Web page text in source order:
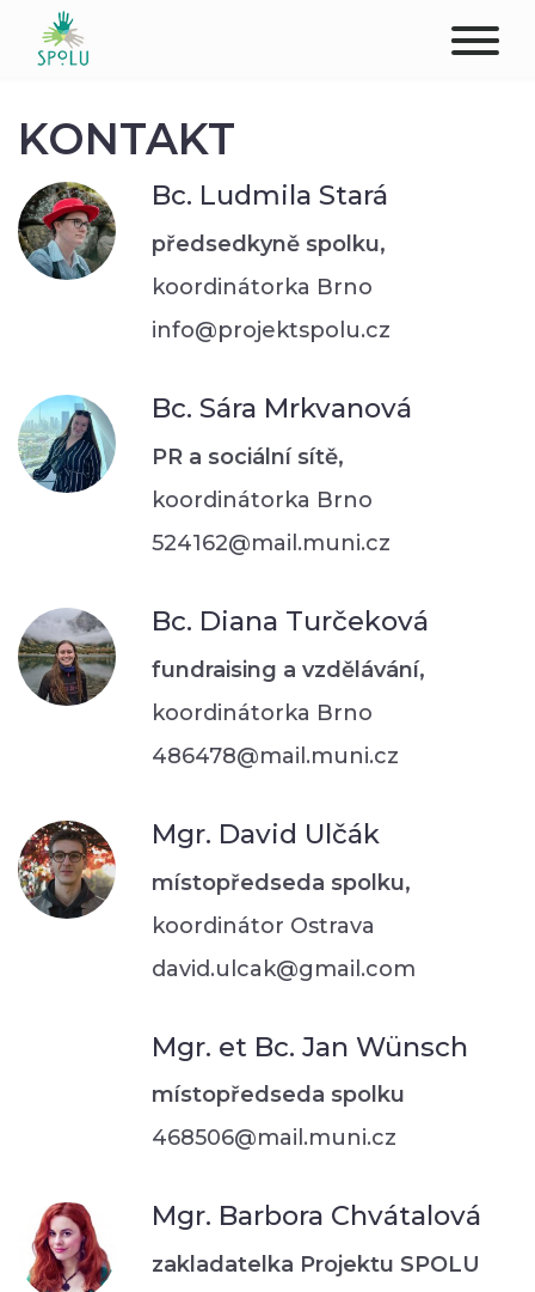
PODPOŘTE NÁS
PŮSOBIŠTĚ
PROFESIONÁLOVÉ
STUDENTI
KONTAKT
Bc. Ludmila Stará
předsedkyně spolku,
koordinátorka Brno
info@projektspolu.cz
Bc. Sára Mrkvanová
PR a sociální sítě,
koordinátorka Brno
524162@mail.muni.cz
Bc. Diana Turčeková
fundraising a vzdělávání,
koordinátorka Brno
486478@mail.muni.cz
Mgr. David Ulčák
místopředseda spolku,
koordinátor Ostrava
david.ulcak@gmail.com
Mgr. et Bc. Jan Wünsch
místopředseda spolku
468506@mail.muni.cz
Mgr. Barbora Chvátalová
zakladatelka Projektu SPOLU